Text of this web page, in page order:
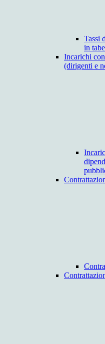
Tassi
in
Incarichi
(dirigenti e